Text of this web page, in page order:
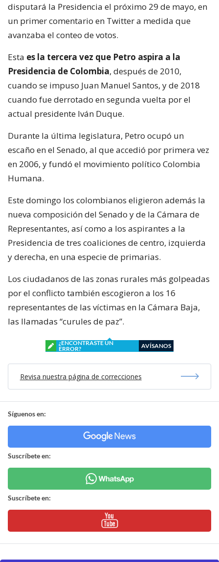
disputará la Presidencia el próximo 29 de mayo, en
un primer comentario en Twitter a medida que
avanzaba el conteo de votos.
Esta es la tercera vez que Petro aspira a la
Presidencia de Colombia, después de 2010,
cuando se impuso Juan Manuel Santos, y de 2018
cuando fue derrotado en segunda vuelta por el
actual presidente Iván Duque.
Durante la última legislatura, Petro ocupó un
escaño en el Senado, al que accedió por primera vez
en 2006, y fundó el movimiento político Colombia
Humana.
Este domingo los colombianos eligieron además la
nueva composición del Senado y de la Cámara de
Representantes, así como a los aspirantes a la
Presidencia de tres coaliciones de centro, izquierda
y derecha, en una especie de primarias.
Los ciudadanos de las zonas rurales más golpeadas
por el conflicto también escogieron a los 16
representantes de las víctimas en la Cámara Baja,
las llamadas “curules de paz”.
¿ENCONTRASTE UN
ERROR?
AVÍSANOS
Revisa nuestra página de correcciones
Síguenos en:
Suscríbete en:
Suscríbete en: